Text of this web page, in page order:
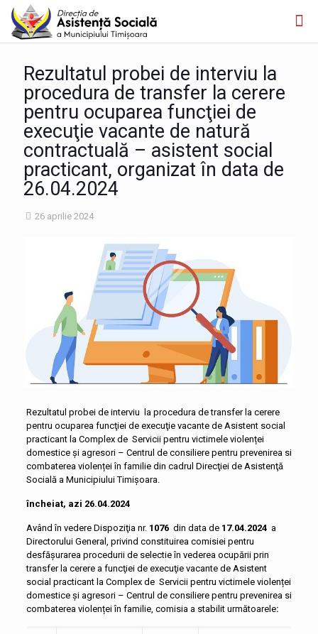
Rezultatul probei de interviu la
procedura de transfer la cerere
pentru ocuparea funcţiei de
execuţie vacante de natură
contractuală – asistent social
practicant, organizat în data de
26.04.2024
26 aprilie 2024
Rezultatul probei de interviu la procedura de transfer la cerere
pentru ocuparea funcţiei de execuţie vacante de Asistent social
practicant la Complex de Servicii pentru victimele violenței
domestice și agresori – Centrul de consiliere pentru prevenirea si
combaterea violenței în familie din cadrul Direcţiei de Asistenţă
Socială a Municipiului Timişoara.
încheiat, azi 26.04.2024
Având în vedere Dispoziţia nr. 1076 din data de 17.04.2024 a
Directorului General, privind constituirea comisiei pentru
desfășurarea procedurii de selectie în vederea ocupării prin
transfer la cerere a funcţiei de execuţie vacante de Asistent
social practicant la Complex de Servicii pentru victimele violenței
domestice și agresori – Centrul de consiliere pentru prevenirea si
combaterea violenței în familie, comisia a stabilit următoarele: